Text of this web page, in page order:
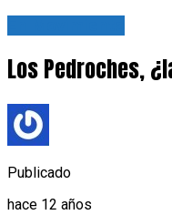
Los Pedroches,
Publicado
hace 12 años